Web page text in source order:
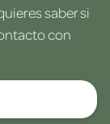
saber si
con